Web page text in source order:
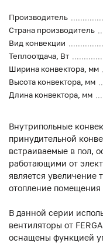
Производитель
Страна производитель
Вид конвекции
Теплоотдача, Вт
Ширина конвектора, мм
Высота конвектора, мм
Длина конвектора, мм
Внутрипольные
принудительной
встраиваемые в пол,
работающими от
является увеличение
отопление
В данной серии
вентиляторы от
оснащены функцией